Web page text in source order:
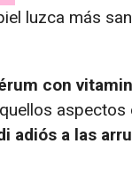
luzca más
con
aspectos
adiós a las